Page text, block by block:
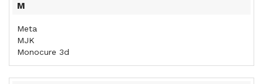
M
Meta
MJK
Monocure 3d